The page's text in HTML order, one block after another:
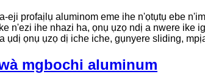
eji profaịlụ aluminom eme ihe n'ọtụtụ ebe
n'ezi ihe nhazi ha, ọnụ ụzọ ndị a nwere ike
ụdị ọnụ ụzọ dị iche iche, gụnyere sliding,
mgbochi aluminum